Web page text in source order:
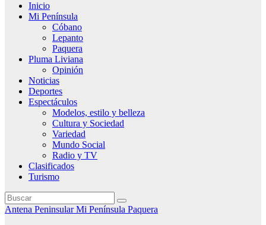
Inicio
Mi Península
Cóbano
Lepanto
Paquera
Pluma Liviana
Opinión
Noticias
Deportes
Espectáculos
Modelos, estilo y belleza
Cultura y Sociedad
Variedad
Mundo Social
Radio y TV
Clasificados
Turismo
Antena PeninsularMi Península Paquera